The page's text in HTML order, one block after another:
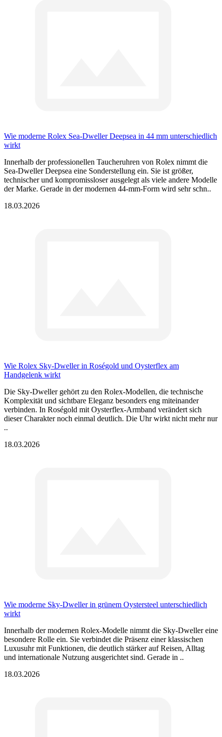
Wie moderne Rolex Sea-Dweller Deepsea in 44 mm unterschiedlich
wirkt
Innerhalb der professionellen Taucheruhren von Rolex nimmt die
Sea-Dweller Deepsea eine Sonderstellung ein. Sie ist größer,
technischer und kompromissloser ausgelegt als viele andere Modelle
der Marke. Gerade in der modernen 44-mm-Form wird sehr schn..
18.03.2026
Wie Rolex Sky-Dweller in Roségold und Oysterflex am
Handgelenk wirkt
Die Sky-Dweller gehört zu den Rolex-Modellen, die technische
Komplexität und sichtbare Eleganz besonders eng miteinander
verbinden. In Roségold mit Oysterflex-Armband verändert sich
dieser Charakter noch einmal deutlich. Die Uhr wirkt nicht mehr nur
..
18.03.2026
Wie moderne Sky-Dweller in grünem Oystersteel unterschiedlich
wirkt
Innerhalb der modernen Rolex-Modelle nimmt die Sky-Dweller eine
besondere Rolle ein. Sie verbindet die Präsenz einer klassischen
Luxusuhr mit Funktionen, die deutlich stärker auf Reisen, Alltag
und internationale Nutzung ausgerichtet sind. Gerade in ..
18.03.2026